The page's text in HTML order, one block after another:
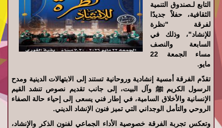
التابع لـصندوق التنمية
الثقافية، حفلاً جديدًا
لفرقة "نظرة
للإنشاد"، وذلك في
السابعة والنصف
مساء الجمعة 22
مايو.
تقدّم الفرقة أمسية إنشادية وروحانية تستند إلى الابتهالات الدينية ومدح
الرسول الكريم ﷺ وآل البيت، إلى جانب تقديم نصوص تنشد القيم
الإنسانية والأخلاق السامية، في إطار فني يسعى إلى إحياء حالة الصفاء
الروحي والتأمل الوجداني التي تميز فنون الإنشاد الديني.
وتعكس تجربة الفرقة خصوصية الأداء الجماعي لفنون الذكر والإنشاد،